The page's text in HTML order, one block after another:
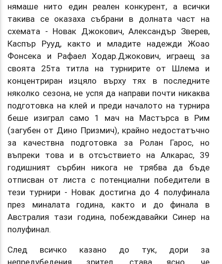
нямаше нито един реален конкурент, а всички
такива се оказаха събрани в долната част на
схемата - Новак Джокович, Александър Зверев,
Каспър Рууд, както и младите надежди Жоао
Фонсека и Рафаел Ходар.Джокович, играещ за
своята 25та титла на турнирите от Шлема и
концентриран изцяло върху тях в последните
няколко сезона, не успя да направи почти никаква
подготовка на клей и преди началото на турнира
беше изиграл само 1 мач на Мастърса в Рим
(загубен от Дино Призмич), крайно недостатъчно
за качествна подготовка за Ролан Гарос, но
въпреки това и в отсъствието на Алкарас, 39
годишният сърбин никога не трябва да бъде
отписван от листа с потенциални победители в
тези турнири - Новак достигна до 4 полуфинала
през миналата година, както и до финала в
Австралия тази година, побеждавайки Синер на
полуфинал.
След всичко казано до тук, дори за
непредубедения зрител, става ясно, че